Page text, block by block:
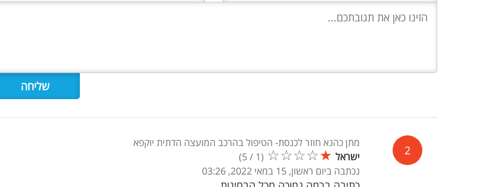
2
מתן כהנא חוזר לכנסת- הטיפול בהרכב המועצה הדתית יוקפא
ישראל ★
☆
☆
☆
☆
(
1
/
5
)
נכתבה ביום ראשון, 15 במאי 2022, 03:26